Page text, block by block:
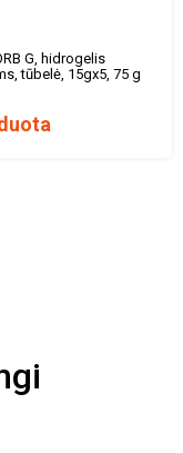
G, hidrogelis
tūbelė, 15gx5, 75 g